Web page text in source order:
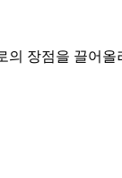
의 장점을 끌어